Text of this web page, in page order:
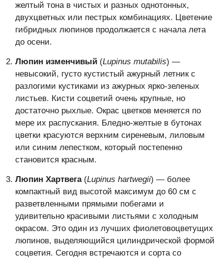
желтый тона в чистых и разных однотонных,
двухцветных или пестрых комбинациях. Цветение
гибридных люпинов продолжается с начала лета
до осени.
Люпин изменчивый (Lupinus mutabilis) —
невысокий, густо кустистый ажурный летник с
разлогими кустиками из ажурных ярко-зеленых
листьев. Кисти соцветий очень крупные, но
достаточно рыхлые. Окрас цветков меняется по
мере их распускания. Бледно-желтые в бутонах
цветки красуются верхним сиреневым, лиловым
или синим лепестком, который постепенно
становится красным.
Люпин Хартвега(Lupinus hartwegii) — более
компактный вид высотой максимум до 60 см с
разветвленными прямыми побегами и
удивительно красивыми листьями с холодным
окрасом. Это один из лучших фиолетовоцветущих
люпинов, выделяющийся цилиндрической формой
соцветия. Сегодня встречаются и сорта со